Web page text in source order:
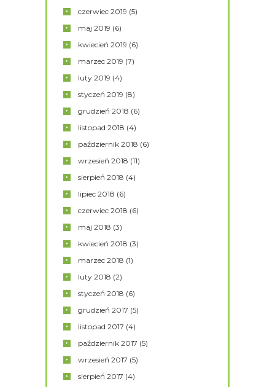
czerwiec2019 (5)
maj2019 (6)
kwiecień2019 (6)
marzec2019 (7)
luty2019 (4)
styczeń2019 (8)
grudzień2018 (6)
listopad2018 (4)
październik2018 (6)
wrzesień2018 (11)
sierpień2018 (4)
lipiec2018 (6)
czerwiec2018 (6)
maj2018 (3)
kwiecień2018 (3)
marzec2018 (1)
luty2018 (2)
styczeń2018 (6)
grudzień2017 (5)
listopad2017 (4)
październik2017 (5)
wrzesień2017 (5)
sierpień2017 (4)